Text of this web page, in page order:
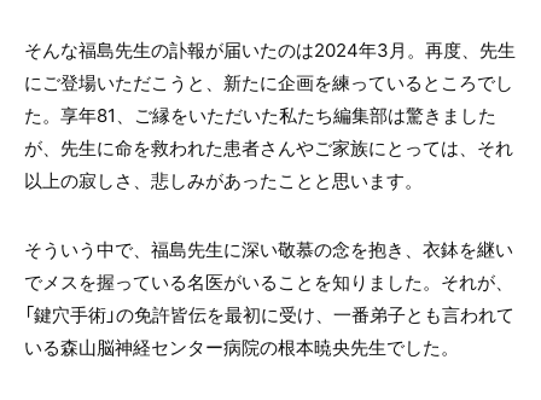
そんな福島先生の訃報が届いたのは2024年3月。再度、先生
にご登場いただこうと、新たに企画を練っているところでし
た。享年81、ご縁をいただいた私たち編集部は驚きました
が、先生に命を救われた患者さんやご家族にとっては、それ
以上の寂しさ、悲しみがあったことと思います。
そういう中で、福島先生に深い敬慕の念を抱き、衣鉢を継い
でメスを握っている名医がいることを知りました。それが、
「鍵穴手術」の免許皆伝を最初に受け、一番弟子とも言われて
いる森山脳神経センター病院の根本暁央先生でした。